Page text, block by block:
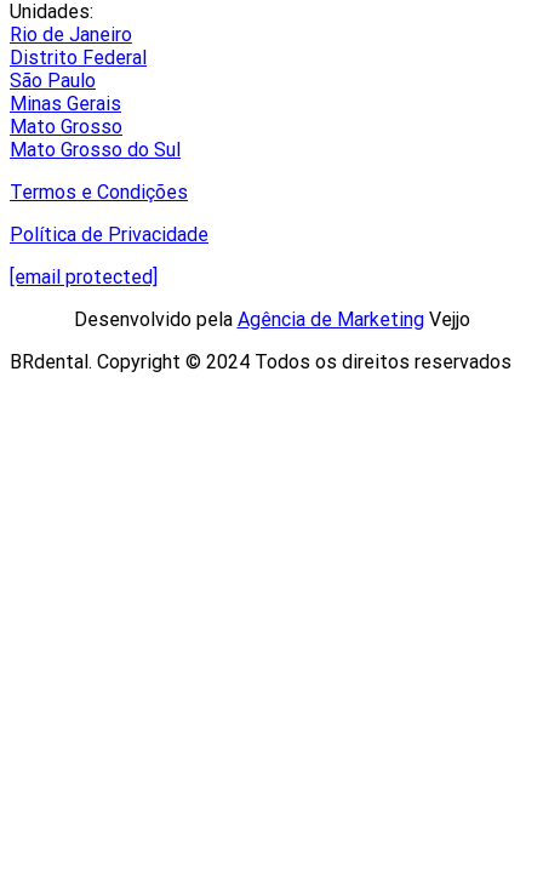
Unidades:
Rio de Janeiro
Distrito Federal
São Paulo
Minas Gerais
Mato Grosso
Mato Grosso do Sul
Termos e Condições
Política de Privacidade
[email protected]
Desenvolvido pela Agência de MarketingVejjo​
BRdental. Copyright © 2024 Todos os direitos reservados